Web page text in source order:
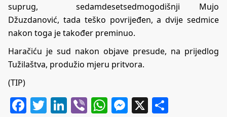
suprug, sedamdesetsedmogodišnji Mujo
Džuzdanović, tada teško povrijeđen, a dvije sedmice
nakon toga je također preminuo.
Haračiću je sud nakon objave presude, na prijedlog
Tužilaštva, produžio mjeru pritvora.
(TIP)
Facebook
Twitter
LinkedIn
ViberWhatsApp
Messenger
X